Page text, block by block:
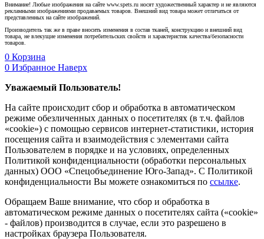
Внимание! Любые изображения на сайте www.spets.ru носят художественный характер и не являются
рекламными изображениями продаваемых товаров. Внешний вид товара может отличаться от
представленных на сайте изображений.
Производитель так же в праве вносить изменения в состав тканей, конструкцию и внешний вид
товара, не влекущие изменения потребительских свойств и характеристик качества/безопасности
товаров.
0 Корзина
0 Избранное Наверх
Уважаемый Пользователь!
На сайте происходит сбор и обработка в автоматическом
режиме обезличенных данных о посетителях (в т.ч. файлов
«cookie») с помощью сервисов интернет-статистики, история
посещения сайта и взаимодействия с элементами сайта
Пользователем в порядке и на условиях, определенных
Политикой конфиденциальности (обработки персональных
данных) ООО «Спецобъединение Юго-Запад». С Политикой
конфиденциальности Вы можете ознакомиться по ссылке.
Обращаем Ваше внимание, что сбор и обработка в
автоматическом режиме данных о посетителях сайта («cookie»
- файлов) производится в случае, если это разрешено в
настройках браузера Пользователя.